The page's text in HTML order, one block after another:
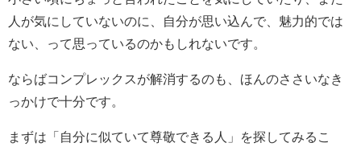
人が気にしていないのに、自分が思い込んで、魅力的では
ない、って思っているのかもしれないです。
ならばコンプレックスが解消するのも、ほんのささいなき
っかけで十分です。
まずは「自分に似ていて尊敬できる人」を探してみるこ